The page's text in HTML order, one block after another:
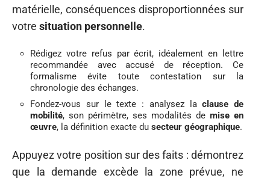
matérielle, conséquences disproportionnées sur
votre situation personnelle.
Rédigez votre refus par écrit, idéalement en lettre
recommandée avec accusé de réception. Ce
formalisme évite toute contestation sur la
chronologie des échanges.
Fondez-vous sur le texte : analysez laclause de
mobilité, son périmètre, ses modalités de mise en
œuvre, la définition exacte du secteur géographique.
Appuyez votre position sur des faits : démontrez
que la demande excède la zone prévue, ne